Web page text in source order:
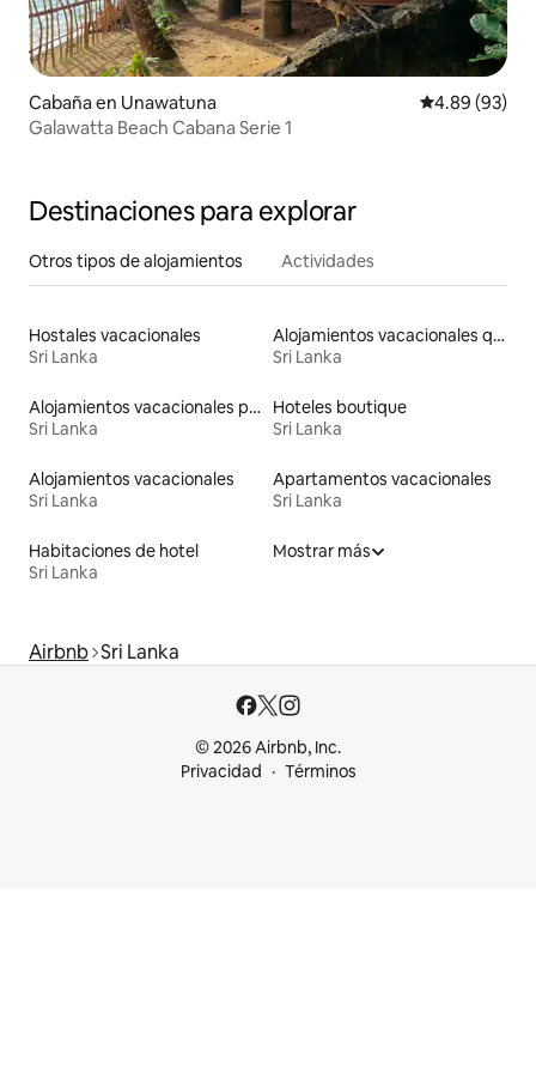
Cabaña en Unawatuna Calificación
4.89 (93)
Galawatta Beach Cabana Serie 1
Destinaciones para explorar
Otros tipos de alojamientos Actividades
Hostales vacacionales
Sri Lanka
Alojamientos vacacionales que admiten mascotas
Sri Lanka
Alojamientos vacacionales para familias
Sri Lanka
Hoteles boutique
Sri Lanka
Alojamientos vacacionales
Sri Lanka
Apartamentos vacacionales
Sri Lanka
Habitaciones de hotel
Sri Lanka
Mostrar más
Airbnb Sri Lanka
© 2026 Airbnb, Inc.
Privacidad
Términos